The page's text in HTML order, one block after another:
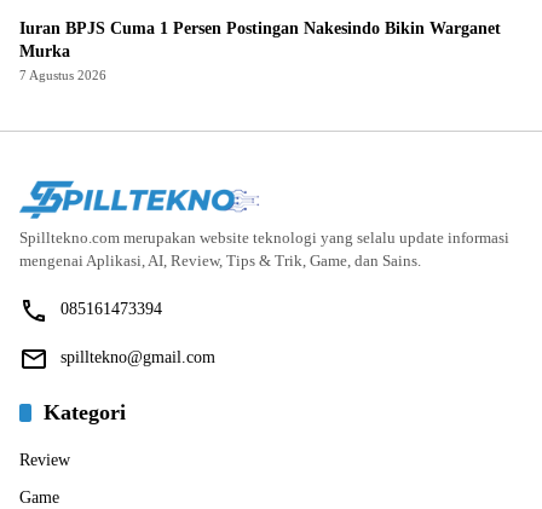
Iuran BPJS Cuma 1 Persen Postingan Nakesindo Bikin Warganet
Murka
7 Agustus 2026
Spilltekno.com merupakan website teknologi yang selalu update informasi
mengenai Aplikasi, AI, Review, Tips & Trik, Game, dan Sains.
085161473394
spilltekno@gmail.com
Kategori
Review
Game